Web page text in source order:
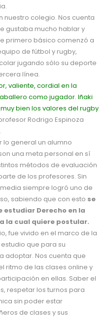
nuestro colegio. Nos cuenta
gustaba mucho hablar y
primero básico comenzó a
de fútbol y rugby,
jugando sólo su deporte
línea.
valiente, cordial en la
como jugador. Iñaki
bien los valores del rugby
Rodrigo Espinoza
lo general un alumno
una meta personal en sí
métodos de evaluación
de los profesores. Sin
siempre logró uno de
sabiendo que con esto se
estudiar Derecho en la
la cual quiere postular.
fue vivido en el marco de la
que para su
adoptar. Nos cuenta que
ritmo de las clases online y
en ellas. Saber el
respetar los turnos para
sin poder estar
de clases y sus